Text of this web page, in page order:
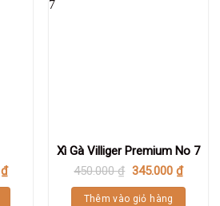
₫
Xì Gà Villiger Premium No 7
450.000₫ 345.000 ₫
Thêm vào giỏ hàng